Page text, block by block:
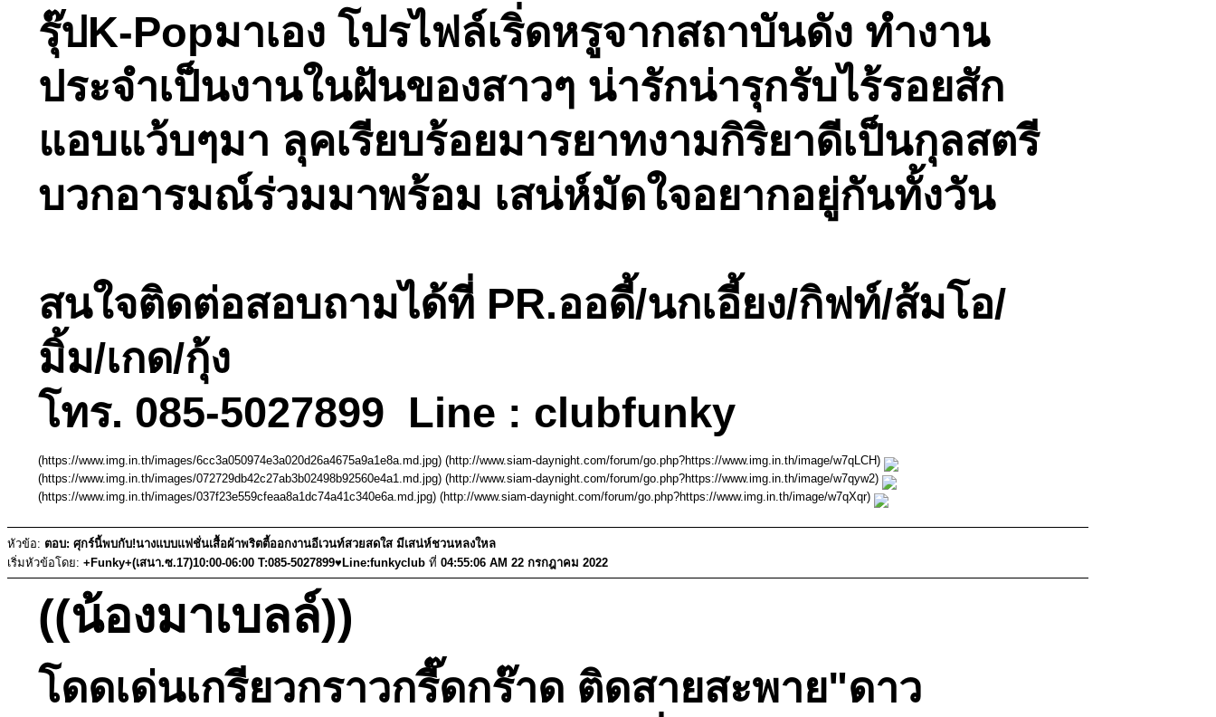
รุ๊ปK-Popมาเอง โปรไฟล์เริ่ดหรูจากสถาบันดัง ทำงาน
ประจำเป็นงานในฝันของสาวๆ น่ารักน่ารุกรับไร้รอยสัก
แอบแว้บๆมา ลุคเรียบร้อยมารยาทงามกิริยาดีเป็นกุลสตรี
บวกอารมณ์ร่วมมาพร้อม เสน่ห์มัดใจอยากอยู่กันทั้งวัน
สนใจติดต่อสอบถามได้ที่ PR.ออดี้/นกเอี้ยง/กิฟท์/ส้มโอ/
มิ้ม/เกด/กุ้ง
โทร. 085-5027899 Line : clubfunky
(https://www.img.in.th/images/6cc3a050974e3a020d26a4675a9a1e8a.md.jpg) (http://www.siam-daynight.com/forum/go.php?https://www.img.in.th/image/w7qLCH)
(https://www.img.in.th/images/072729db42c27ab3b02498b92560e4a1.md.jpg) (http://www.siam-daynight.com/forum/go.php?https://www.img.in.th/image/w7qyw2)
(https://www.img.in.th/images/037f23e559cfeaa8a1dc74a41c340e6a.md.jpg) (http://www.siam-daynight.com/forum/go.php?https://www.img.in.th/image/w7qXqr)
หัวข้อ: ตอบ: ศุกร์นี้พบกับ!นางแบบแฟชั่นเสื้อผ้าพริตตี้ออกงานอีเวนท์สวยสดใส มีเสน่ห์ชวนหลงใหล
เริ่มหัวข้อโดย: +Funky+(เสนา.ซ.17)10:00-06:00 T:085-5027899♥Line:funkyclub ที่ 04:55:06 AM 22 กรกฎาคม 2022
((น้องมาเบลล์))
โดดเด่นเกรียวกราวกรี๊ดกร๊าด ติดสายสะพาย"ดาว